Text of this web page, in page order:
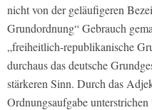
nicht von der geläufigeren
Grundordnung“ Gebrauch
„freiheitlich-republikanische
durchaus das deutsche
stärkeren Sinn. Durch das
Ordnungsaufgabe